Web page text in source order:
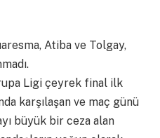
Atiba ve Tolgay,
Ligi çeyrek final ilk
karşılaşan ve maç günü
büyük bir ceza alan